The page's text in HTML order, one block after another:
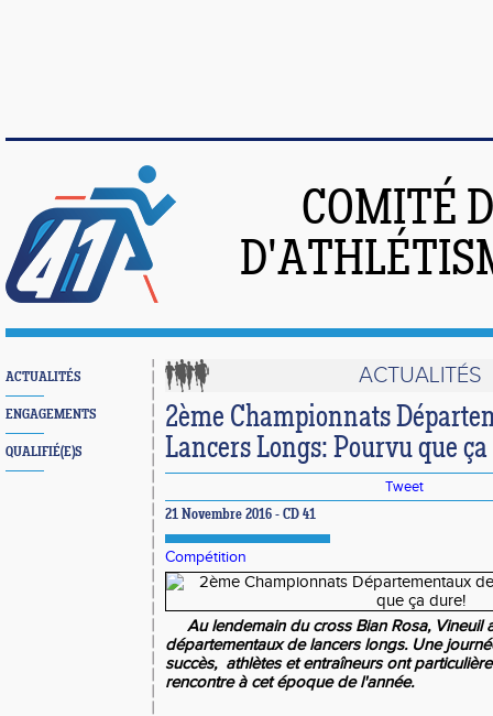
COMITÉ
ACTUALITÉS
ENGAGEMENTS
QUALIFIÉ(E)S
ACTUALITÉS
2ème Championnats
Lancers Longs: Pourvu que
Tweet
21 Novembre 2016 - CD 41
Compétition
Au lendemain du cross Bian Rosa, Vineuil
départementaux de lancers longs. Une
succès, athlètes et entraîneurs ont
rencontre à cet époque de l'année.